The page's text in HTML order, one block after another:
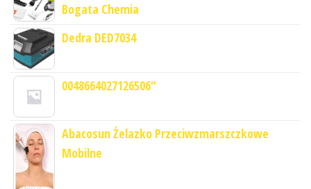
Bogata Chemia
Dedra DED7034
0048664027126506"
Abacosun Żelazko Przeciwzmarszczkowe
Mobilne